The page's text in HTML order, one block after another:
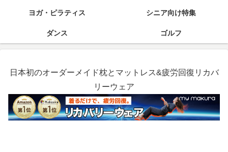
ヨガ・ピラティス シニア向け特集
ダンス ゴルフ
日本初のオーダーメイド枕とマットレス&疲労回復リカバ
リーウェア